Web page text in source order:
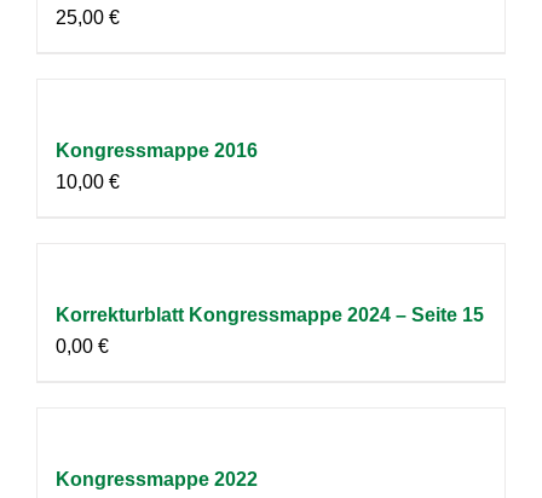
25,00 €
Kongressmappe 2016
10,00 €
Korrekturblatt Kongressmappe 2024 – Seite 15
0,00 €
Kongressmappe 2022